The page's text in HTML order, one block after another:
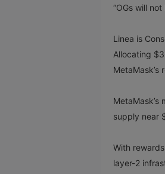
“OGs will
Linea is
Allocating
supply near
With
layer-2